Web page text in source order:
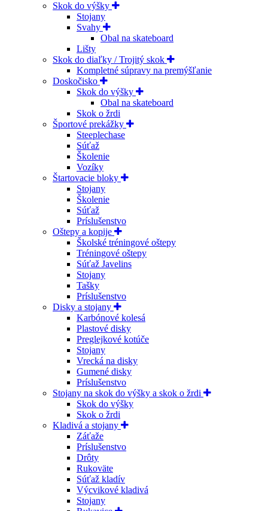
Skok do výšky
Stojany
Svahy
Obal na skateboard
Lišty
Skok do diaľky / Trojitý skok
Kompletné súpravy na premýšľanie
Doskočisko
Skok do výšky
Obal na skateboard
Skok o žrdi
Športové prekážky
Steeplechase
Súťaž
Školenie
Vozíky
Štartovacie bloky
Stojany
Školenie
Súťaž
Príslušenstvo
Oštepy a kopije
Školské tréningové oštepy
Tréningové oštepy
Súťaž Javelins
Stojany
Tašky
Príslušenstvo
Disky a stojany
Karbónové kolesá
Plastové disky
Preglejkové kotúče
Stojany
Vrecká na disky
Gumené disky
Príslušenstvo
Stojany na skok do výšky a skok o žrdi
Skok do výšky
Skok o žrdi
Kladivá a stojany
Záťaže
Príslušenstvo
Drôty
Rukoväte
Súťaž kladív
Výcvikové kladivá
Stojany